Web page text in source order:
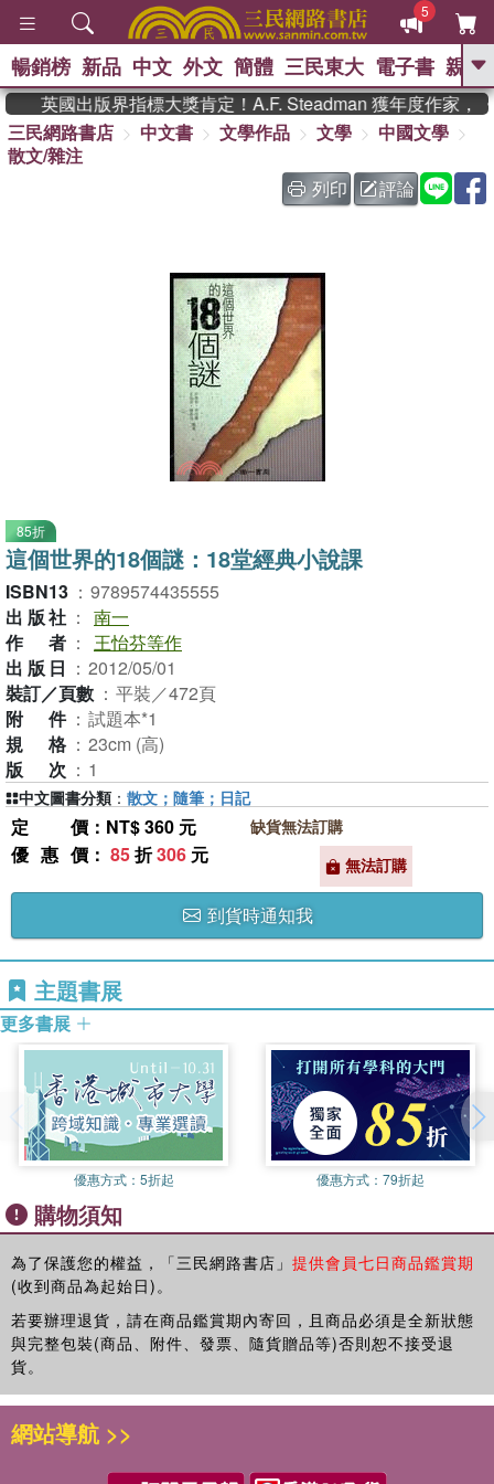
5
GO
熱搜： 東野圭吾 、 The Odyssey 、
國際布克獎 臺灣漫遊錄 、
方
台灣的李登輝時代 、 數學女
暢銷榜 新品 中文 外文 簡體 三民東大 電子書 親子
英國出版界指標大獎肯定！A.F. Steadman 獲年度作家，
三民網路書店
中文書 文學作品 文學
中國文學
散文/雜注
列印
評論
85折
這個世界的18個謎：18堂經典小說課
ISBN13 ： 9789574435555
出版社 ： 南一
作者 ： 王怡芬等作
出版日 ： 2012/05/01
裝訂／頁數 ： 平裝／472頁
附件 ： 試題本*1
規格 ： 23cm (高)
版次 ： 1
定價 ：NT$ 360 元
優惠價 ： 85折306 元
到貨時通知我
缺貨無法訂購
無法訂購
中文圖書分類 ： 散文；隨筆；日記
主題書展
更多書展
優惠方式： 5折起 優惠方式： 79折起
購物須知
為了保護您的權益，「三民網路書店」 提供會員七日商品鑑賞期
(收到商品為起始日)。
若要辦理退貨，請在商品鑑賞期內寄回，且商品必須是全新狀態
與完整包裝(商品、附件、發票、隨貨贈品等)否則恕不接受退
貨。
網站導航 >>